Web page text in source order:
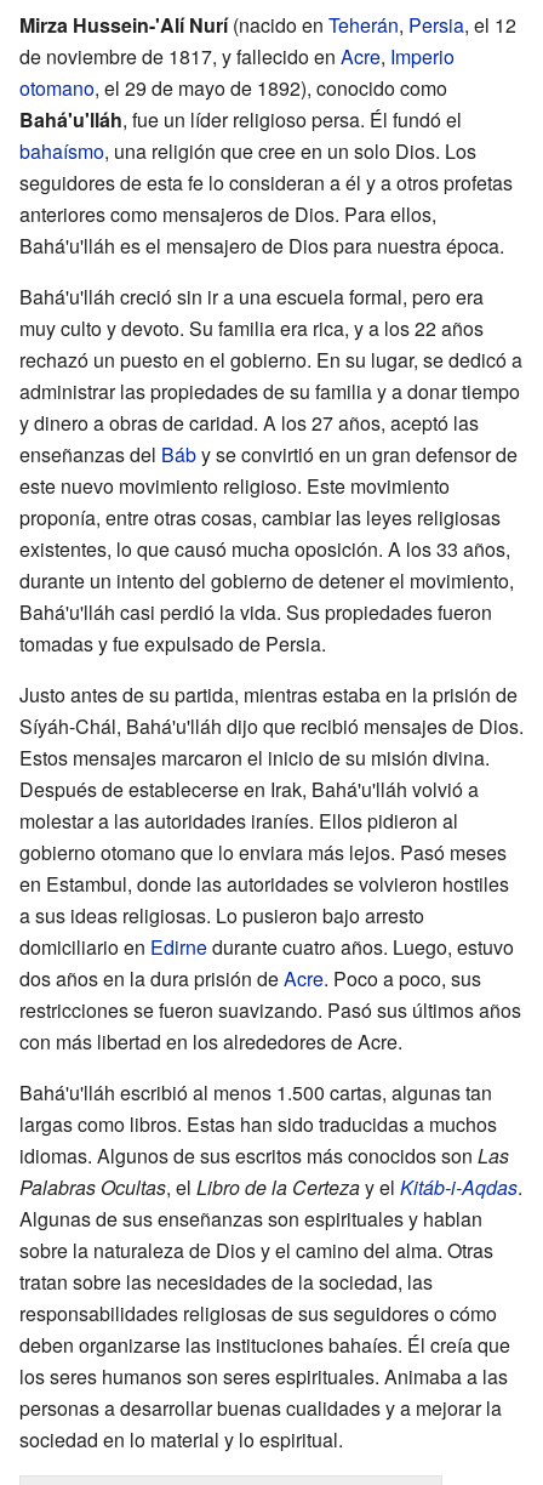
Mirza Hussein-'Alí Nurí(nacido en Teherán, Persia, el 12
de noviembre de 1817, y fallecido en Acre, Imperio
otomano, el 29 de mayo de 1892), conocido como
Bahá'u'lláh, fue un líder religioso persa. Él fundó el
bahaísmo, una religión que cree en un solo Dios. Los
seguidores de esta fe lo consideran a él y a otros profetas
anteriores como mensajeros de Dios. Para ellos,
Bahá'u'lláh es el mensajero de Dios para nuestra época.
Bahá'u'lláh creció sin ir a una escuela formal, pero era
muy culto y devoto. Su familia era rica, y a los 22 años
rechazó un puesto en el gobierno. En su lugar, se dedicó a
administrar las propiedades de su familia y a donar tiempo
y dinero a obras de caridad. A los 27 años, aceptó las
enseñanzas del Báby se convirtió en un gran defensor de
este nuevo movimiento religioso. Este movimiento
proponía, entre otras cosas, cambiar las leyes religiosas
existentes, lo que causó mucha oposición. A los 33 años,
durante un intento del gobierno de detener el movimiento,
Bahá'u'lláh casi perdió la vida. Sus propiedades fueron
tomadas y fue expulsado de Persia.
Justo antes de su partida, mientras estaba en la prisión de
Síyáh-Chál, Bahá'u'lláh dijo que recibió mensajes de Dios.
Estos mensajes marcaron el inicio de su misión divina.
Después de establecerse en Irak, Bahá'u'lláh volvió a
molestar a las autoridades iraníes. Ellos pidieron al
gobierno otomano que lo enviara más lejos. Pasó meses
en Estambul, donde las autoridades se volvieron hostiles
a sus ideas religiosas. Lo pusieron bajo arresto
domiciliario en Edirnedurante cuatro años. Luego, estuvo
dos años en la dura prisión deAcre. Poco a poco, sus
restricciones se fueron suavizando. Pasó sus últimos años
con más libertad en los alrededores de Acre.
Bahá'u'lláh escribió al menos 1.500 cartas, algunas tan
largas como libros. Estas han sido traducidas a muchos
idiomas. Algunos de sus escritos más conocidos son Las
Palabras Ocultas, el Libro de la Certezay el Kitáb-i-Aqdas.
Algunas de sus enseñanzas son espirituales y hablan
sobre la naturaleza de Dios y el camino del alma. Otras
tratan sobre las necesidades de la sociedad, las
responsabilidades religiosas de sus seguidores o cómo
deben organizarse las instituciones bahaíes. Él creía que
los seres humanos son seres espirituales. Animaba a las
personas a desarrollar buenas cualidades y a mejorar la
sociedad en lo material y lo espiritual.